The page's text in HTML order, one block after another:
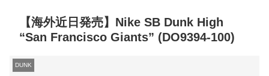
【海外近日発売】Nike SB Dunk High
“San Francisco Giants” (DO9394-100)
DUNK